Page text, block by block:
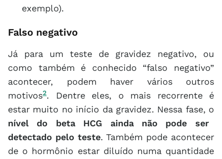
exemplo).
Falso negativo
Já para um teste de gravidez negativo, ou
como também é conhecido “falso negativo”
acontecer, podem haver vários outros
motivos2. Dentre eles, o mais recorrente é
estar muito no início da gravidez. Nessa fase, o
nível do beta HCG ainda não pode ser
detectado pelo teste. Também pode acontecer
de o hormônio estar diluído numa quantidade